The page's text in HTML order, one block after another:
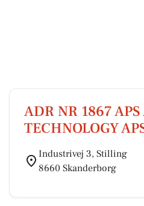
ADR NR 1867
TECHNOLOGY
Industrivej 3, Stilling
8660 Skanderborg